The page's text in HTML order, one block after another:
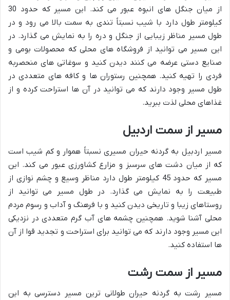
از میان جنگل های انبوه عبور می کند. این مسیر که حدود 30
کیلومتر طول دارد با شیب نسبتاً تندی به سمت بالا می رود و در
طول مسیر مناظر زیبایی از جنگل و دره را به نمایش می گذارد. در
این مسیر می توانید از فروشگاه های محلی که محصولات بومی و
صنایع دستی عرضه می کنند دیدن کنید و سوغاتی های منحصربه
فردی را تهیه کنید. همچنین رستوران ها و کافه های متعددی در
طول مسیر وجود دارند که می توانید در آن ها استراحت کرده و از
غذاهای محلی لذت ببرید.
مسیر از سمت اردبیل
مسیر اردبیل به گردنه حیران مسیری نسبتاً هموار و کم شیب است
که از میان دشت های سرسبز و مزارع کشاورزی عبور می کند. این
مسیر که حدود 45 کیلومتر طول دارد مناظر وسیع و چشم نوازی از
طبیعت را به نمایش می گذارد. در طول مسیر می توانید از
روستاهای زیبا و تاریخی دیدن کنید و با فرهنگ و آداب و رسوم مردم
محلی آشنا شوید. همچنین چشمه های آب گرم متعددی در نزدیکی
این مسیر وجود دارند که می توانید برای استراحت و تجدید قوا از آن
ها استفاده کنید.
مسیر از سمت رشت
مسیر رشت به گردنه حیران طولانی ترین مسیر دسترسی به این